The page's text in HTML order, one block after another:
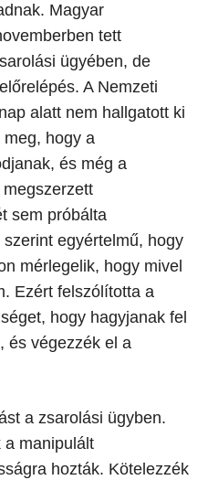
Magyar
tett
ügyében, de
A Nemzeti
alatt nem hallgatott ki
hogy a
és még a
sem próbálta
egyértelmű, hogy
mérlegelik, hogy mivel
Ezért felszólította a
hogy hagyjanak fel
és végezzék el a
a zsarolási ügyben.
a manipulált
hozták. Kötelezzék